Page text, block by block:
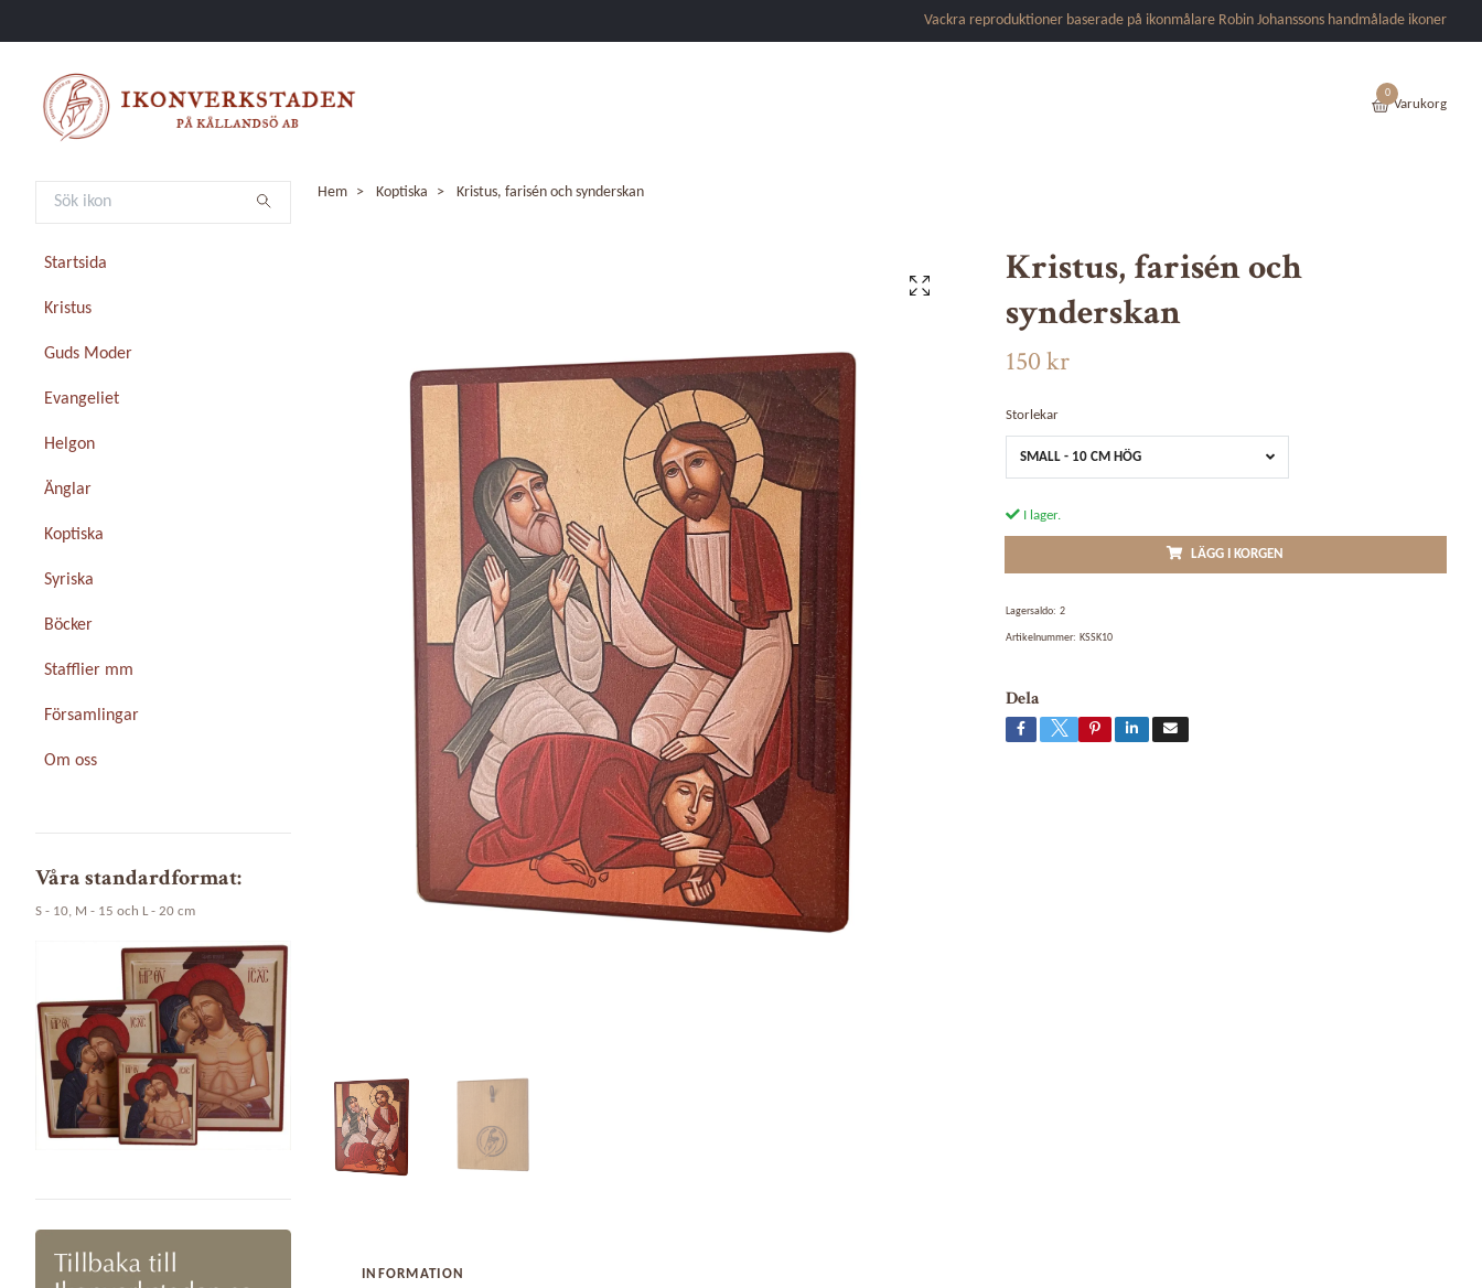
Vackra reproduktioner baserade på ikonmålare Robin Johanssons handmålade ikoner
0
Varukorg
Startsida
Kristus
Guds Moder
Evangeliet
Helgon
Änglar
Koptiska
Syriska
Böcker
Stafflier mm
Församlingar
Om oss
Våra standardformat:
S - 10, M - 15 och L - 20 cm
Hem Koptiska Kristus, farisén och synderskan
Kristus, farisén och
synderskan
150 kr
Storlekar
SMALL - 10 CM HÖG
I lager.
LÄGG I KORGEN
Lagersaldo: 2
Artikelnummer: KSSK10
Dela
INFORMATION